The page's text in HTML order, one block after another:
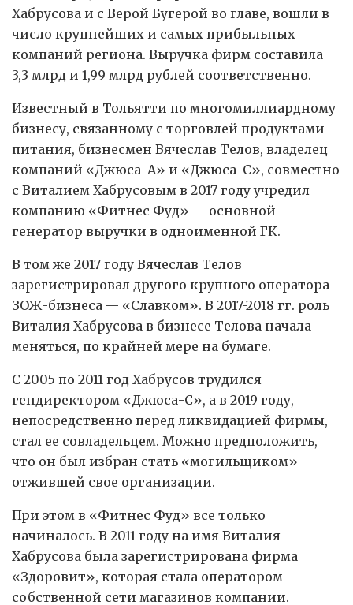
Хабрусова и с Верой Бугерой во главе, вошли в
число крупнейших и самых прибыльных
компаний региона. Выручка фирм составила
3,3 млрд и 1,99 млрд рублей соответственно.
Известный в Тольятти по многомиллиардному
бизнесу, связанному с торговлей продуктами
питания, бизнесмен Вячеслав Телов, владелец
компаний «Джюса-А» и «Джюса-С», совместно
с Виталием Хабрусовым в 2017 году учредил
компанию «Фитнес Фуд» — основной
генератор выручки в одноименной ГК.
В том же 2017 году Вячеслав Телов
зарегистрировал другого крупного оператора
ЗОЖ-бизнеса — «Славком». В 2017-2018 гг. роль
Виталия Хабрусова в бизнесе Телова начала
меняться, по крайней мере на бумаге.
С 2005 по 2011 год Хабрусов трудился
гендиректором «Джюса-С», а в 2019 году,
непосредственно перед ликвидацией фирмы,
стал ее совладельцем. Можно предположить,
что он был избран стать «могильщиком»
отжившей свое организации.
При этом в «Фитнес Фуд» все только
начиналось. В 2011 году на имя Виталия
Хабрусова была зарегистрирована фирма
«Здоровит», которая стала оператором
собственной сети магазинов компании.